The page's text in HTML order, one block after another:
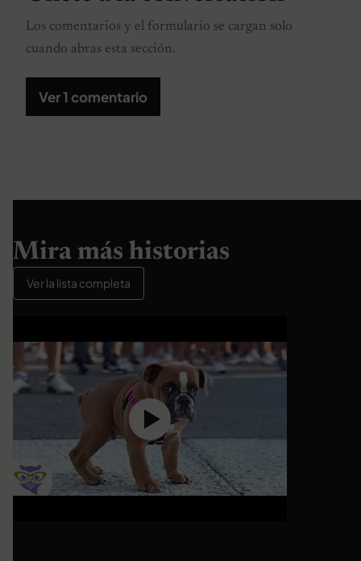
Los comentarios y el formulario se cargan solo
cuando abras esta sección.
Ver 1 comentario
Mira más historias
Ver la lista completa